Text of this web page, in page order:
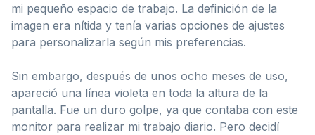
mi pequeño espacio de trabajo. La definición de la
imagen era nítida y tenía varias opciones de ajustes
para personalizarla según mis preferencias.
Sin embargo, después de unos ocho meses de uso,
apareció una línea violeta en toda la altura de la
pantalla. Fue un duro golpe, ya que contaba con este
monitor para realizar mi trabajo diario. Pero decidí